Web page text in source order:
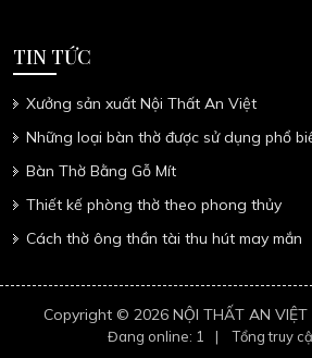
TIN TỨC
Xưởng sản xuất Nội Thất An Việt
Những loại bàn thờ được sử dụng phổ
Bàn Thờ Bằng Gỗ Mít
Thiết kế phòng thờ theo phong thủy
Cách thờ ông thần tài thu hút may mắn
Copyright © 2026 NỘI THẤT AN VIỆT
Đang online: 1 | Tổng truy